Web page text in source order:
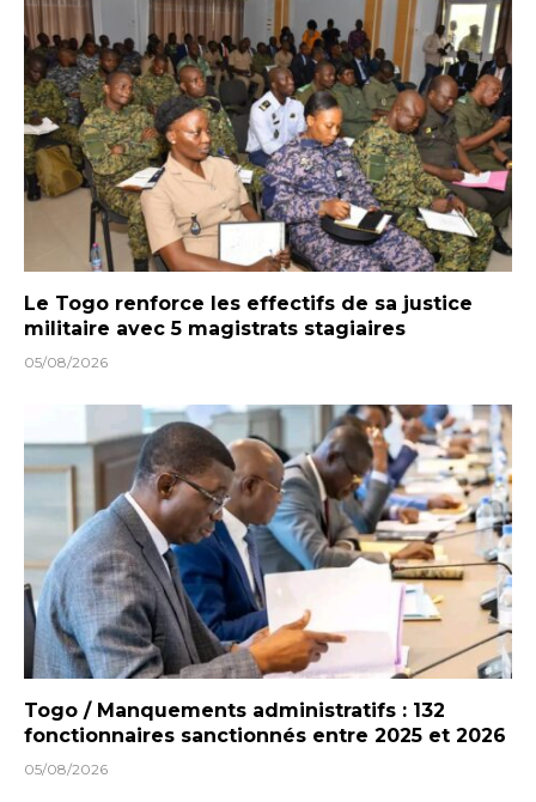
Le Togo renforce les effectifs de sa justice
militaire avec 5 magistrats stagiaires
05/08/2026
Togo / Manquements administratifs : 132
fonctionnaires sanctionnés entre 2025 et 2026
05/08/2026